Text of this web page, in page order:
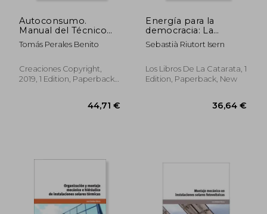
Autoconsumo.
Manual del Técnico
Instalador (in
Spanish)
Tomás Perales Benito
Creaciones Copyright,
2019, 1 Edition, Paperback,
Energía para la
democracia: La
cooperativa Som
Energía como
Spanish)
Sebastià Riutort Isern
Los Libros De La Catarata, 1
Edition, Paperback, New